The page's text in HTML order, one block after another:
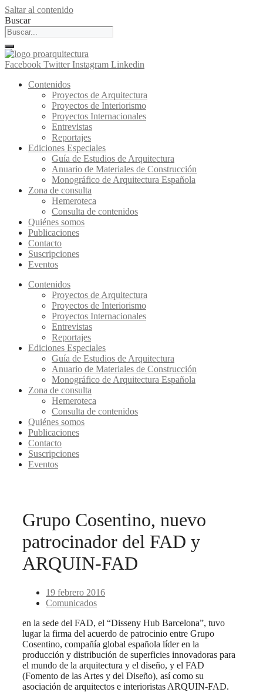
Saltar al contenido
Buscar
Facebook Twitter Instagram Linkedin
Contenidos
Proyectos de Arquitectura
Proyectos de Interiorismo
Proyectos Internacionales
Entrevistas
Reportajes
Ediciones Especiales
Guía de Estudios de Arquitectura
Anuario de Materiales de Construcción
Monográfico de Arquitectura Española
Zona de consulta
Hemeroteca
Consulta de contenidos
Quiénes somos
Publicaciones
Contacto
Suscripciones
Eventos
Contenidos
Proyectos de Arquitectura
Proyectos de Interiorismo
Proyectos Internacionales
Entrevistas
Reportajes
Ediciones Especiales
Guía de Estudios de Arquitectura
Anuario de Materiales de Construcción
Monográfico de Arquitectura Española
Zona de consulta
Hemeroteca
Consulta de contenidos
Quiénes somos
Publicaciones
Contacto
Suscripciones
Eventos
Grupo Cosentino, nuevo
patrocinador del FAD y
ARQUIN-FAD
19 febrero 2016
Comunicados
en la sede del FAD, el “Disseny Hub Barcelona”, tuvo
lugar la firma del acuerdo de patrocinio entre Grupo
Cosentino, compañía global española líder en la
producción y distribución de superficies innovadoras para
el mundo de la arquitectura y el diseño, y el FAD
(Fomento de las Artes y del Diseño), así como su
asociación de arquitectos e interioristas ARQUIN-FAD.